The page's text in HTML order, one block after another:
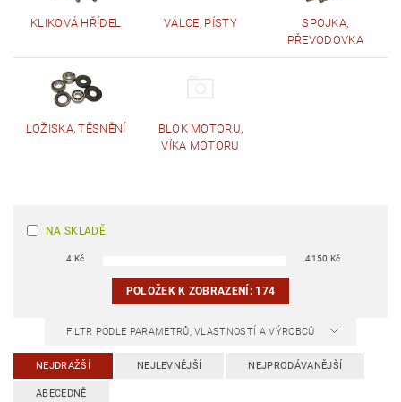
KLIKOVÁ HŘÍDEL VÁLCE, PÍSTY
SPOJKA,
PŘEVODOVKA
LOŽISKA, TĚSNĚNÍ
BLOK MOTORU,
VÍKA MOTORU
NA SKLADĚ
4 Kč 4150 Kč
POLOŽEK K ZOBRAZENÍ: 174
FILTR PODLE PARAMETRŮ, VLASTNOSTÍ A VÝROBCŮ
NEJDRAŽŠÍ NEJLEVNĚJŠÍ NEJPRODÁVANĚJŠÍ
ABECEDNĚ